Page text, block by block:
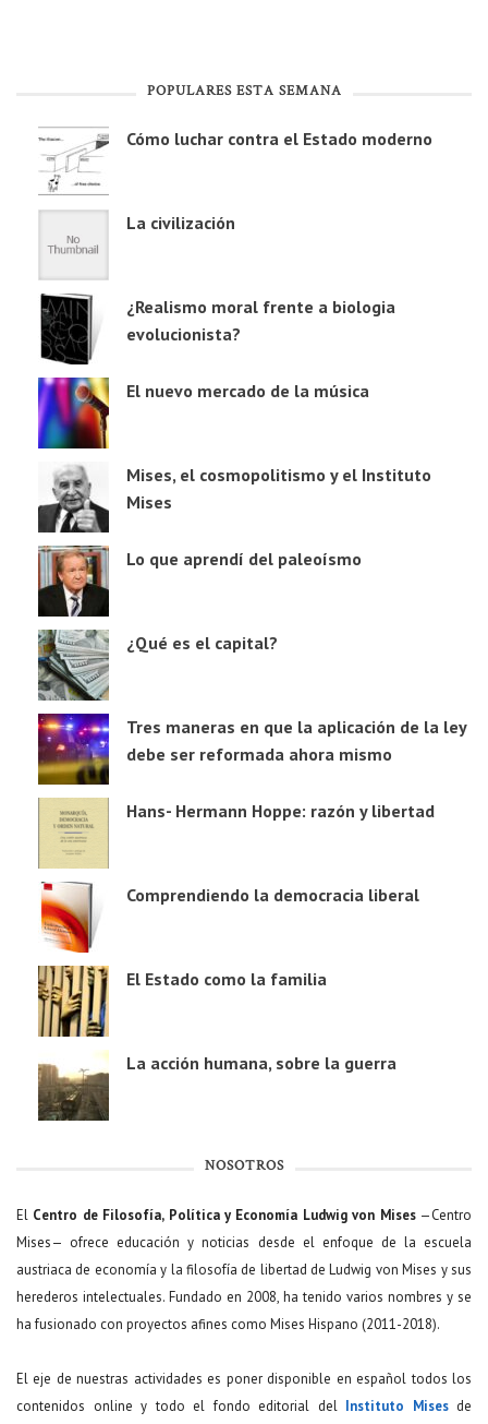
POPULARES ESTA SEMANA
Cómo luchar contra el Estado moderno
La civilización
¿Realismo moral frente a biologia
evolucionista?
El nuevo mercado de la música
Mises, el cosmopolitismo y el Instituto
Mises
Lo que aprendí del paleoísmo
¿Qué es el capital?
Tres maneras en que la aplicación de la ley
debe ser reformada ahora mismo
Hans- Hermann Hoppe: razón y libertad
Comprendiendo la democracia liberal
El Estado como la familia
La acción humana, sobre la guerra
NOSOTROS
El Centro de Filosofía, Política y Economía Ludwig von Mises—Centro
Mises— ofrece educación y noticias desde el enfoque de la escuela
austriaca de economía y la filosofía de libertad de Ludwig von Mises y sus
herederos intelectuales. Fundado en 2008, ha tenido varios nombres y se
ha fusionado con proyectos afines como Mises Hispano (2011-2018).
El eje de nuestras actividades es poner disponible en español todos los
contenidos online y todo el fondo editorial del Instituto Misesde